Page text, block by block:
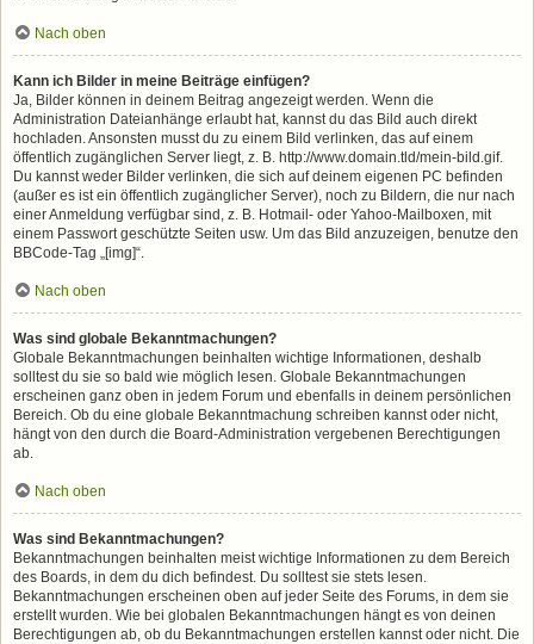
Nach oben
Kann ich Bilder in meine Beiträge einfügen?
Ja, Bilder können in deinem Beitrag angezeigt werden. Wenn die
Administration Dateianhänge erlaubt hat, kannst du das Bild auch direkt
hochladen. Ansonsten musst du zu einem Bild verlinken, das auf einem
öffentlich zugänglichen Server liegt, z. B. http://www.domain.tld/mein-bild.gif.
Du kannst weder Bilder verlinken, die sich auf deinem eigenen PC befinden
(außer es ist ein öffentlich zugänglicher Server), noch zu Bildern, die nur nach
einer Anmeldung verfügbar sind, z. B. Hotmail- oder Yahoo-Mailboxen, mit
einem Passwort geschützte Seiten usw. Um das Bild anzuzeigen, benutze den
BBCode-Tag „[img]“.
Nach oben
Was sind globale Bekanntmachungen?
Globale Bekanntmachungen beinhalten wichtige Informationen, deshalb
solltest du sie so bald wie möglich lesen. Globale Bekanntmachungen
erscheinen ganz oben in jedem Forum und ebenfalls in deinem persönlichen
Bereich. Ob du eine globale Bekanntmachung schreiben kannst oder nicht,
hängt von den durch die Board-Administration vergebenen Berechtigungen
ab.
Nach oben
Was sind Bekanntmachungen?
Bekanntmachungen beinhalten meist wichtige Informationen zu dem Bereich
des Boards, in dem du dich befindest. Du solltest sie stets lesen.
Bekanntmachungen erscheinen oben auf jeder Seite des Forums, in dem sie
erstellt wurden. Wie bei globalen Bekanntmachungen hängt es von deinen
Berechtigungen ab, ob du Bekanntmachungen erstellen kannst oder nicht. Die